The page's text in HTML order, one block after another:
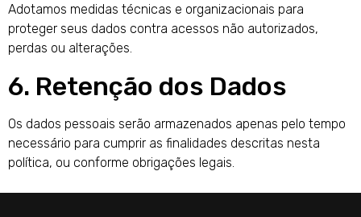
Adotamos medidas técnicas e organizacionais para
proteger seus dados contra acessos não autorizados,
perdas ou alterações.
6. Retenção dos Dados
Os dados pessoais serão armazenados apenas pelo tempo
necessário para cumprir as finalidades descritas nesta
política, ou conforme obrigações legais.